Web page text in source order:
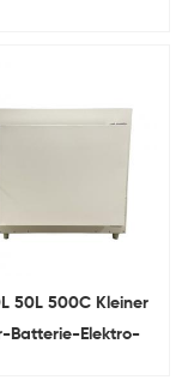
50L 500C Kleiner
Batterie-Elektro-